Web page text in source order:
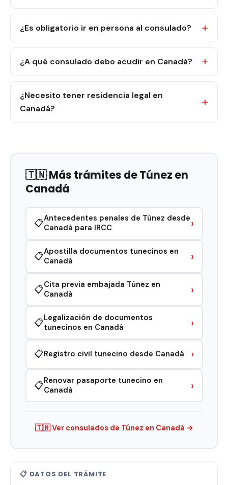
📋 DATOS DEL TRÁMITE
¿Es obligatorio ir en persona al consulado?
¿A qué consulado debo acudir en Canadá?
¿Necesito tener residencia legal en
Canadá?
🇹🇳 Más trámites de Túnez en
Canadá
📋Antecedentes penales de Túnez desde
Canadá para IRCC
›
📋Apostilla documentos tunecinos en
Canadá
›
📋Cita previa embajada Túnez en
Canadá
›
📋Legalización de documentos
tunecinos en Canadá
›
📋Registro civil tunecino desde Canadá ›
📋Renovar pasaporte tunecino en
Canadá
›
🇹🇳 Ver consulados de Túnez en Canadá →